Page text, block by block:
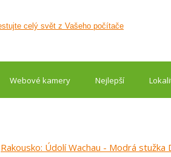
Webové kamery Nejlepší
Rakousko: Údolí Wachau - Modrá